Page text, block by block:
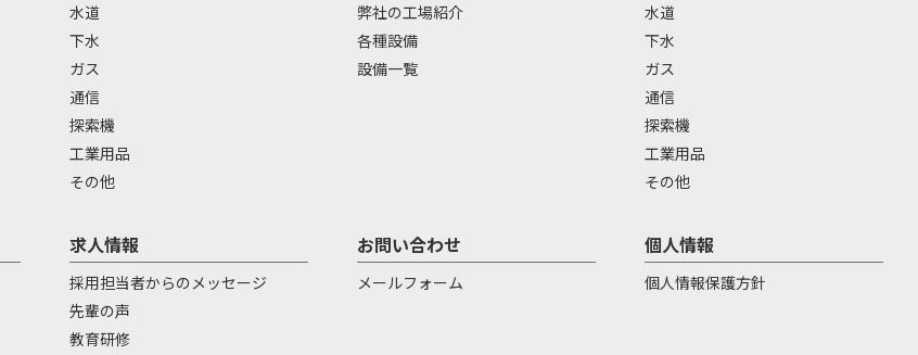
水道
下水
ガス
通信
探索機
工業用品
その他
弊社の工場紹介
各種設備
設備一覧
水道
下水
ガス
通信
探索機
工業用品
その他
求人情報
採用担当者からのメッセージ
先輩の声
教育研修
お問い合わせ
メールフォーム
個人情報
個人情報保護方針